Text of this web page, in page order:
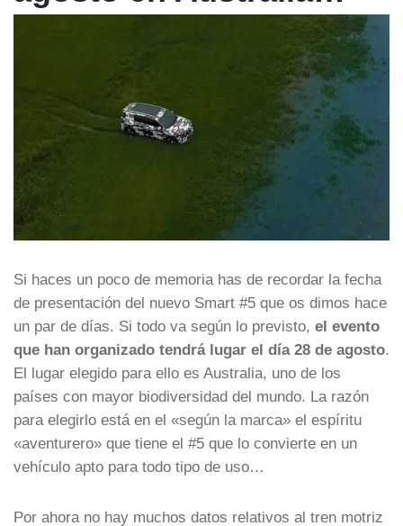
Si haces un poco de memoria has de recordar la fecha
de presentación del nuevo Smart #5 que os dimos hace
un par de días. Si todo va según lo previsto, el evento
que han organizado tendrá lugar el día 28 de agosto
El lugar elegido para ello es Australia, uno de los
países con mayor biodiversidad del mundo. La razón
para elegirlo está en el «según la marca» el espíritu
«aventurero» que tiene el #5 que lo convierte en un
vehículo apto para todo tipo de uso…
Por ahora no hay muchos datos relativos al tren motriz